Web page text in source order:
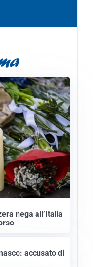
nega all’Italia
accusato di